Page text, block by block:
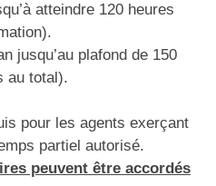
atteindre 120 heures
jusqu’au plafond de 150
au total).
pour les agents exerçant
partiel autorisé.
peuvent être accordés